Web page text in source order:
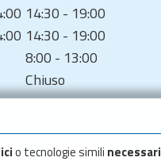
o tecnologie simili necessari
14:30 - 19:00
14:30 - 19:00
8:00 - 13:00
Chiuso